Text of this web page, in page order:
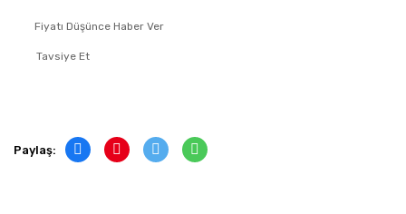
Fiyatı Düşünce Haber Ver
Tavsiye Et
Paylaş: